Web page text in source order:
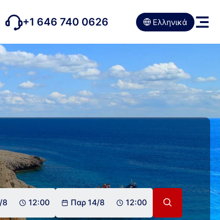
+1 646 740 0626 Ελληνικά
8 12:00 Παρ 14/8 12:00